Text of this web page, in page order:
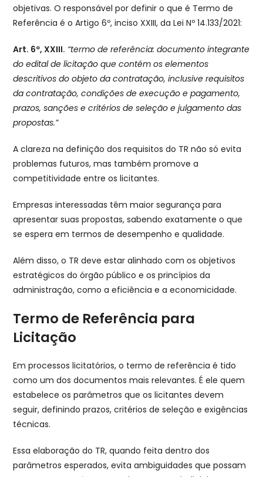
objetivas. O responsável por definir o que é Termo de
Referência é o Artigo 6º, inciso XXIII, da Lei Nº 14.133/2021:
Art. 6º, XXIII. “termo de referência: documento integrante
do edital de licitação que contém os elementos
descritivos do objeto da contratação, inclusive requisitos
da contratação, condições de execução e pagamento,
prazos, sanções e critérios de seleção e julgamento das
propostas.”
A clareza na definição dos requisitos do TR não só evita
problemas futuros, mas também promove a
competitividade entre os licitantes.
Empresas interessadas têm maior segurança para
apresentar suas propostas, sabendo exatamente o que
se espera em termos de desempenho e qualidade.
Além disso, o TR deve estar alinhado com os objetivos
estratégicos do órgão público e os princípios da
administração, como a eficiência e a economicidade.
Termo de Referência para
Licitação
Em processos licitatórios, o termo de referência é tido
como um dos documentos mais relevantes. É ele quem
estabelece os parâmetros que os licitantes devem
seguir, definindo prazos, critérios de seleção e exigências
técnicas.
Essa elaboração do TR, quando feita dentro dos
parâmetros esperados, evita ambiguidades que possam